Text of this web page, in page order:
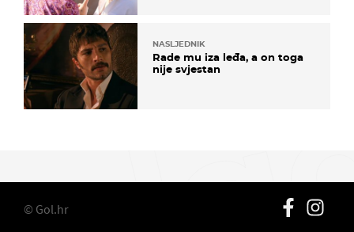
NASLJEDNIK
Rade mu iza leđa, a on toga
nije svjestan
© Gol.hr